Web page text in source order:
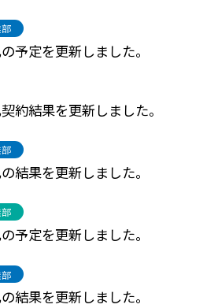
予定を更新しました。
約結果を更新しました。
結果を更新しました。
予定を更新しました。
結果を更新しました。